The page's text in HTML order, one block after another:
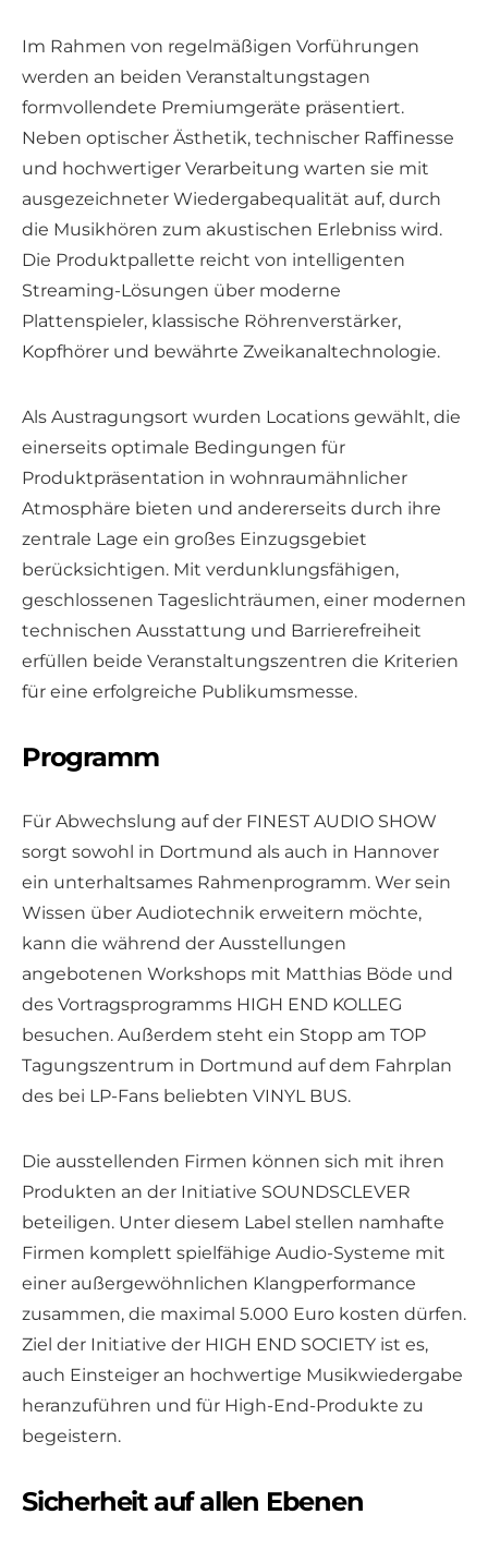
Im Rahmen von regelmäßigen Vorführungen
werden an beiden Veranstaltungstagen
formvollendete Premiumgeräte präsentiert.
Neben optischer Ästhetik, technischer Raffinesse
und hochwertiger Verarbeitung warten sie mit
ausgezeichneter Wiedergabequalität auf, durch
die Musikhören zum akustischen Erlebniss wird.
Die Produktpallette reicht von intelligenten
Streaming-Lösungen über moderne
Plattenspieler, klassische Röhrenverstärker,
Kopfhörer und bewährte Zweikanaltechnologie.
Als Austragungsort wurden Locations gewählt, die
einerseits optimale Bedingungen für
Produktpräsentation in wohnraumähnlicher
Atmosphäre bieten und andererseits durch ihre
zentrale Lage ein großes Einzugsgebiet
berücksichtigen. Mit verdunklungsfähigen,
geschlossenen Tageslichträumen, einer modernen
technischen Ausstattung und Barrierefreiheit
erfüllen beide Veranstaltungszentren die Kriterien
für eine erfolgreiche Publikumsmesse.
Programm
Für Abwechslung auf der FINEST AUDIO SHOW
sorgt sowohl in Dortmund als auch in Hannover
ein unterhaltsames Rahmenprogramm. Wer sein
Wissen über Audiotechnik erweitern möchte,
kann die während der Ausstellungen
angebotenen Workshops mit Matthias Böde und
des Vortragsprogramms HIGH END KOLLEG
besuchen. Außerdem steht ein Stopp am TOP
Tagungszentrum in Dortmund auf dem Fahrplan
des bei LP-Fans beliebten VINYL BUS.
Die ausstellenden Firmen können sich mit ihren
Produkten an der Initiative SOUNDSCLEVER
beteiligen. Unter diesem Label stellen namhafte
Firmen komplett spielfähige Audio-Systeme mit
einer außergewöhnlichen Klangperformance
zusammen, die maximal 5.000 Euro kosten dürfen.
Ziel der Initiative der HIGH END SOCIETY ist es,
auch Einsteiger an hochwertige Musikwiedergabe
heranzuführen und für High-End-Produkte zu
begeistern.
Sicherheit auf allen Ebenen